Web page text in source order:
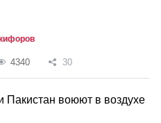
4340 30
Пакистан воюют в воздухе